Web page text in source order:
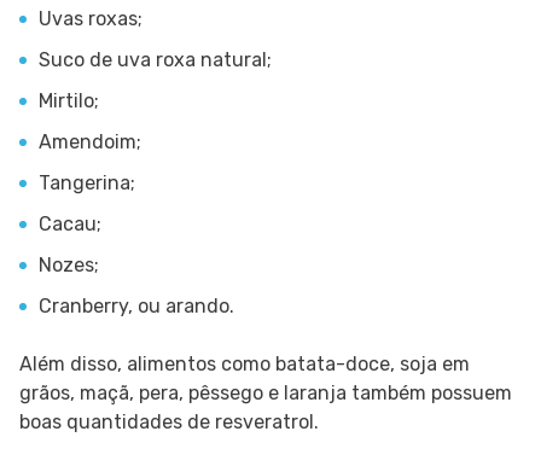
Uvas roxas;
Suco de uva roxa natural;
Mirtilo;
Amendoim;
Tangerina;
Cacau;
Nozes;
Cranberry, ou arando.
Além disso, alimentos como batata-doce, soja em
grãos, maçã, pera, pêssego e laranja também possuem
boas quantidades de resveratrol.